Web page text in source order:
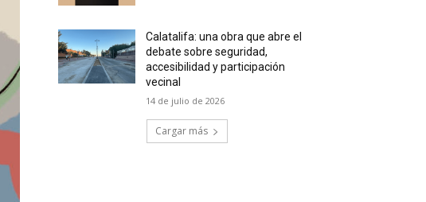
Calatalifa: una obra que abre el
debate sobre seguridad,
accesibilidad y participación
vecinal
14 de julio de 2026
Cargar más